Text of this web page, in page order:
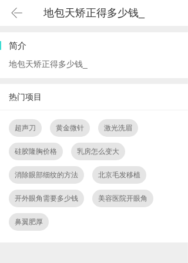
地包天矫正得多少钱_
简介
地包天矫正得多少钱_
热门项目
超声刀 黄金微针 激光洗眉
硅胶隆胸价格 乳房怎么变大
消除眼部细纹的方法 北京毛发移植
开外眼角需要多少钱 美容医院开眼角
鼻翼肥厚